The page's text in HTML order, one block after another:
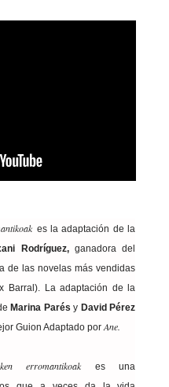
es la adaptación de la
Rodríguez,ganadora del
de las novelas más vendidas
Barral). La adaptación de la
Marina Parésy David Pérez
Guion Adaptado porAne.
erromantikoakes una